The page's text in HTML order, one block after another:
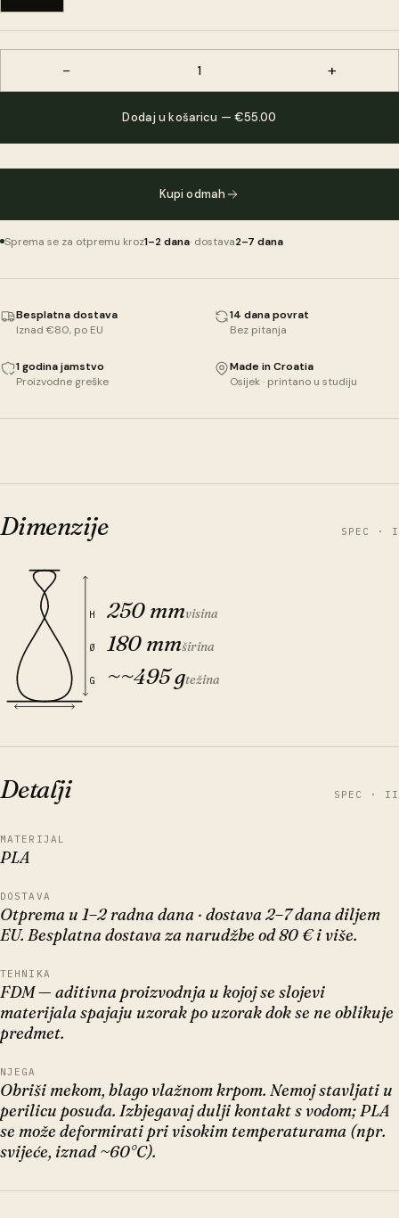
− 1 +
Dodaj u košaricu — €55.00
Kupi odmah
Sprema se za otpremu kroz1–2 dana· dostava2–7 dana
Besplatna dostava
Iznad €80, po EU
14 dana povrat
Bez pitanja
1 godina jamstvo
Proizvodne greške
Made in Croatia
Osijek · printano u studiju
Dimenzije SPEC · I
H 250 mmvisina
Ø 180 mmširina
G ~~495 gtežina
Detalji SPEC · II
MATERIJAL
PLA
DOSTAVA
Otprema u 1–2 radna dana · dostava 2–7 dana diljem
EU. Besplatna dostava za narudžbe od 80 € i više.
TEHNIKA
FDM — aditivna proizvodnja u kojoj se slojevi
materijala spajaju uzorak po uzorak dok se ne oblikuje
predmet.
NJEGA
Obriši mekom, blago vlažnom krpom. Nemoj stavljati u
perilicu posuđa. Izbjegavaj dulji kontakt s vodom; PLA
se može deformirati pri visokim temperaturama (npr.
svijeće, iznad ~60°C).